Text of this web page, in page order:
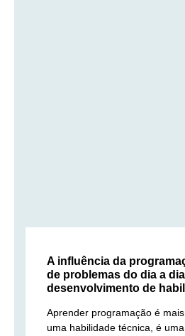
A influência da
de problemas do dia a
desenvolvimento de
Aprender programação é
uma habilidade técnica, é